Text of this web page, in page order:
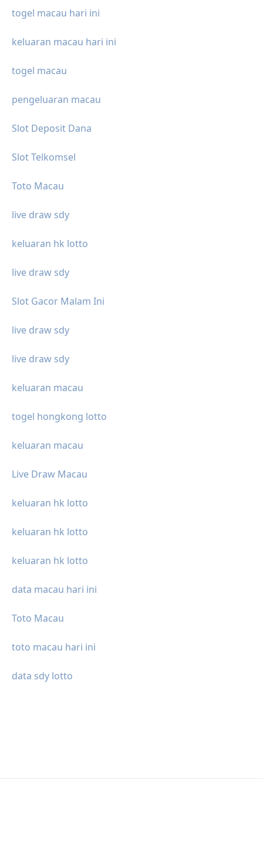
togel macau hari ini
keluaran macau hari ini
togel macau
pengeluaran macau
Slot Deposit Dana
Slot Telkomsel
Toto Macau
live draw sdy
keluaran hk lotto
live draw sdy
Slot Gacor Malam Ini
live draw sdy
live draw sdy
keluaran macau
togel hongkong lotto
keluaran macau
Live Draw Macau
keluaran hk lotto
keluaran hk lotto
keluaran hk lotto
data macau hari ini
Toto Macau
toto macau hari ini
data sdy lotto